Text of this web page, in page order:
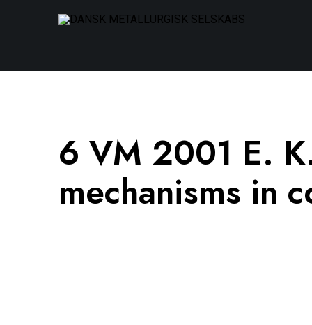
6 VM 2001 E.
mechanisms in